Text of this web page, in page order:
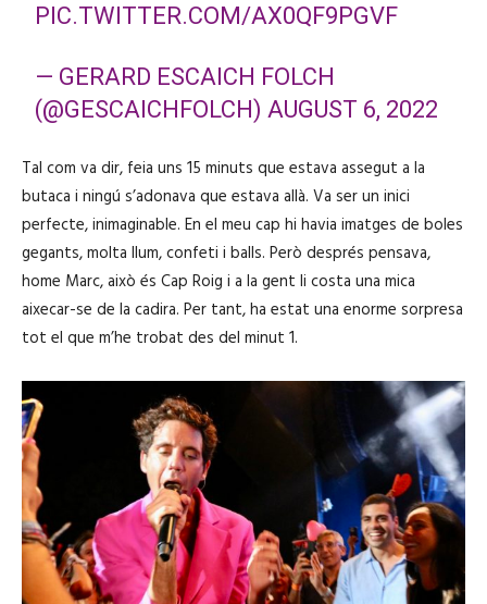
PIC.TWITTER.COM/AX0QF9PGVF
— GERARD ESCAICH FOLCH
(@GESCAICHFOLCH) AUGUST 6, 2022
Tal com va dir, feia uns 15 minuts que estava assegut a la
butaca i ningú s’adonava que estava allà. Va ser un inici
perfecte, inimaginable. En el meu cap hi havia imatges de boles
gegants, molta llum, confeti i balls. Però després pensava,
home Marc, això és Cap Roig i a la gent li costa una mica
aixecar-se de la cadira. Per tant, ha estat una enorme sorpresa
tot el que m’he trobat des del minut 1.